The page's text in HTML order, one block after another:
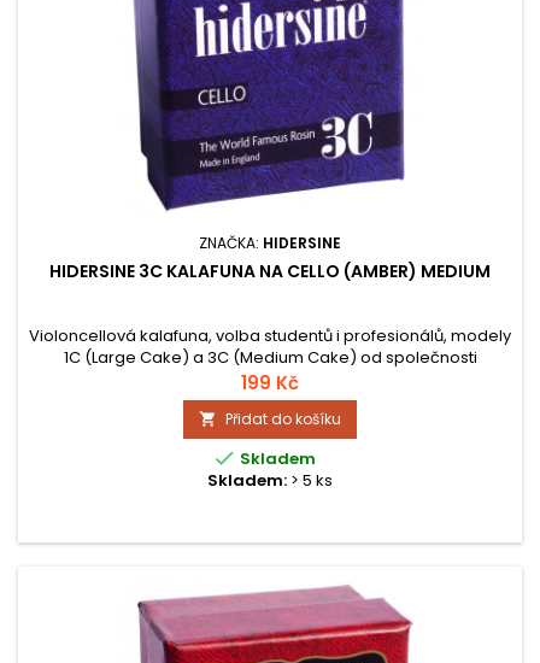
ZNAČKA: HIDERSINE
HIDERSINE 3C KALAFUNA NA CELLO (AMBER) MEDIUM
Violoncellová kalafuna, volba studentů i profesionálů, modely
1C (Large Cake) a 3C (Medium Cake) od společnosti
Hidersine se mezi violoncellisty staly všudypřítomnými díky
jejich vyváženosti přilnavosti (Grip Profile č. 4) a hratelnosti.
199 Kč
 Přidat do košíku
 Skladem
Skladem: > 5 ks